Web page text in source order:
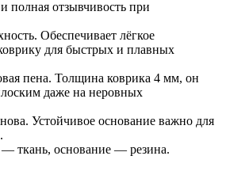
полная отзывчивость при
Обеспечивает лёгкое
для быстрых и плавных
пена. Толщина коврика 4 мм, он
даже на неровных
Устойчивое основание важно для
ткань, основание — резина.